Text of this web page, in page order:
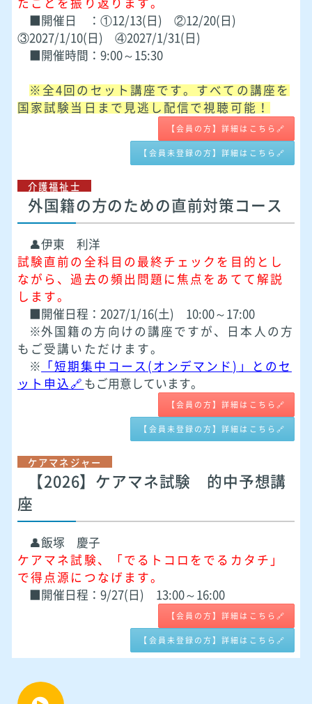
たことを振り返ります。
■開催日 ：①12/13(日) ②12/20(日)
③2027/1/10(日) ④2027/1/31(日)
■開催時間：9:00～15:30
※全4回のセット講座です。すべての講座を
国家試験当日まで見逃し配信で視聴可能！
【会員の方】詳細はこちら🔗
【会員未登録の方】詳細はこちら🔗
介護福祉士
外国籍の方のための直前対策コース
👤伊東 利洋
試験直前の全科目の最終チェックを目的とし
ながら、過去の頻出問題に焦点をあてて解説
します。
■開催日程：2027/1/16(土) 10:00～17:00
※外国籍の方向けの講座ですが、日本人の方
もご受講いただけます。
※
「短期集中コース(オンデマンド)」とのセ
ット申込🔗 もご用意しています。
【会員の方】詳細はこちら🔗
【会員未登録の方】詳細はこちら🔗
ケアマネジャー
【2026】ケアマネ試験 的中予想講
座
👤飯塚 慶子
ケアマネ試験、「でるトコロをでるカタチ」
で得点源につなげます。
■開催日程：9/27(日) 13:00～16:00
【会員の方】詳細はこちら🔗
【会員未登録の方】詳細はこちら🔗